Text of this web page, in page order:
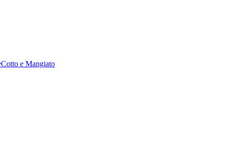
Cotto e Mangiato